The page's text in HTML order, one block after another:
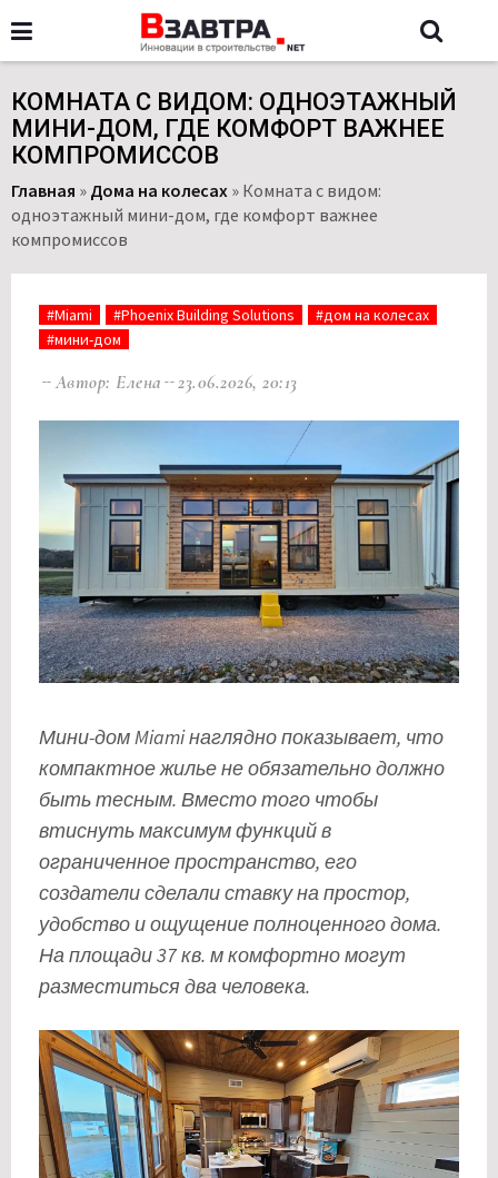
КОМНАТА С ВИДОМ: ОДНОЭТАЖНЫЙ
МИНИ-ДОМ, ГДЕ КОМФОРТ ВАЖНЕЕ
КОМПРОМИССОВ
Главная » Дома на колесах » Комната с видом:
одноэтажный мини-дом, где комфорт важнее
компромиссов
#Miami #Phoenix Building Solutions
#дом на колесах
#мини-дом
Автор: Елена 23.06.2026, 20:13
Мини-дом Miami наглядно показывает, что
компактное жилье не обязательно должно
быть тесным. Вместо того чтобы
втиснуть максимум функций в
ограниченное пространство, его
создатели сделали ставку на простор,
удобство и ощущение полноценного дома.
На площади 37 кв. м комфортно могут
разместиться два человека.